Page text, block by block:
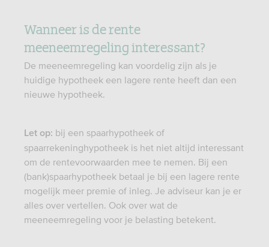
Wanneer is de rente
meeneemregeling interessant?
De meeneemregeling kan voordelig zijn als je
huidige hypotheek een lagere rente heeft dan een
nieuwe hypotheek.
Let op: bij een spaarhypotheek of
spaarrekeninghypotheek is het niet altijd interessant
om de rentevoorwaarden mee te nemen. Bij een
(bank)spaarhypotheek betaal je bij een lagere rente
mogelijk meer premie of inleg. Je adviseur kan je er
alles over vertellen. Ook over wat de
meeneemregeling voor je belasting betekent.